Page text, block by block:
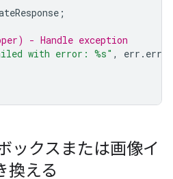
;
- Handle exception
with error: %s" , err . error
ックスまたは画像イ
換える